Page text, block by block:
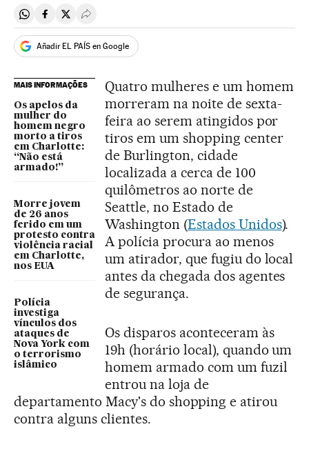
Compartir en Whatsapp
Compartir en Facebook
Compartir en Twitter
Desplegar Redes Sociales
Añadir EL PAÍS en Google
MAIS INFORMAÇÕES
Os apelos da
mulher do
homem negro
morto a tiros
em Charlotte:
“Não está
armado!”
Morre jovem
de 26 anos
ferido em um
protesto contra
violência racial
em Charlotte,
nos EUA
Polícia
investiga
vínculos dos
ataques de
Nova York com
o terrorismo
islâmico
Quatro mulheres e um homem
morreram na noite de sexta-
feira ao serem atingidos por
tiros em um shopping center
de Burlington, cidade
localizada a cerca de 100
quilômetros ao norte de
Seattle, no Estado de
Washington (Estados Unidos).
A polícia procura ao menos
um atirador, que fugiu do local
antes da chegada dos agentes
de segurança.
Os disparos aconteceram às
19h (horário local), quando um
homem armado com um fuzil
entrou na loja de
departamento Macy's do shopping e atirou
contra alguns clientes.